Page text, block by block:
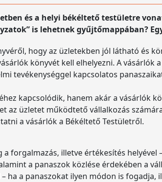
és a helyi békéltető testületre
is lehetnek gyűjtőmappában?
hogy az üzletekben jól látható és
könyvét kell elhelyezni. A vásárlók
tevékenységgel kapcsolatos
kapcsolódik, hanem akár a vásárlók
üzletet működtető vállalkozás
a vásárlók a Békéltető Testületről.
a forgalmazás, illetve értékesítés helyével
a panaszok közlése érdekében a
ha a panaszokat ilyen módon is fogadja,